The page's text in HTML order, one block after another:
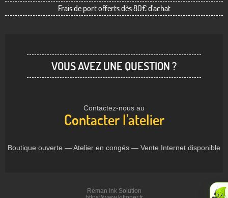
Frais de port offerts dès 80€ d'achat
VOUS AVEZ UNE QUESTION ?
Contactez-nous au
Contacter l'atelier
Boutique ouverte — Atelier en congés — Vente Internet disponible
Reman Ink Solution